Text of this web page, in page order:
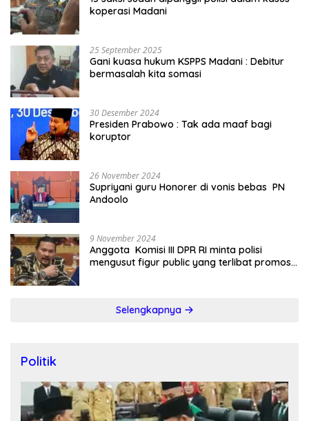
koperasi Madani
25 September 2025
Gani kuasa hukum KSPPS Madani : Debitur
bermasalah kita somasi
30 Desember 2024
Presiden Prabowo : Tak ada maaf bagi
koruptor
26 November 2024
Supriyani guru Honorer di vonis bebas PN
Andoolo
9 November 2024
Anggota Komisi III DPR RI minta polisi
mengusut figur public yang terlibat promosi
Selengkapnya
Politik